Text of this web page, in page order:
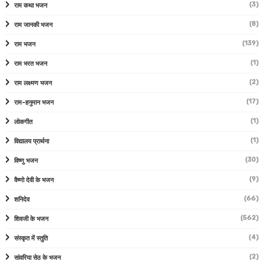
राम कथा भजन (3)
राम जानकी भजन (8)
राम भजन (139)
राम भरत भजन (1)
राम लक्ष्मण भजन (2)
राम-हनुमान भजन (17)
लोकगीत (1)
विद्यालय प्रार्थना (1)
विष्णु भजन (30)
वैष्णो देवी के भजन (9)
शनिदेव (66)
शिवजी के भजन (562)
संस्कृत में स्तुति (4)
सांवरिया सेठ के भजन (2)